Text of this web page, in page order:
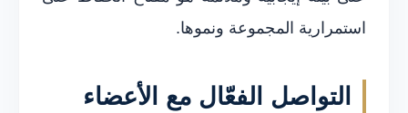
استمرارية المجموعة ونموها.
التواصل الفعّال مع الأعضاء